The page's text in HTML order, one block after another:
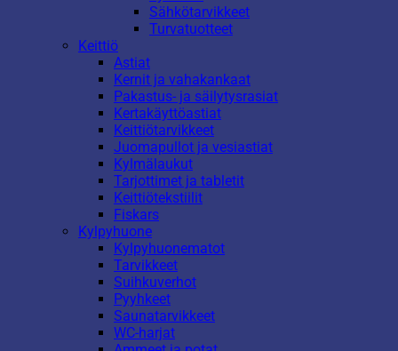
Sähkötarvikkeet
Turvatuotteet
Keittiö
Astiat
Kernit ja vahakankaat
Pakastus- ja säilytysrasiat
Kertakäyttöastiat
Keittiötarvikkeet
Juomapullot ja vesiastiat
Kylmälaukut
Tarjottimet ja tabletit
Keittiötekstiilit
Fiskars
Kylpyhuone
Kylpyhuonematot
Tarvikkeet
Suihkuverhot
Pyyhkeet
Saunatarvikkeet
WC-harjat